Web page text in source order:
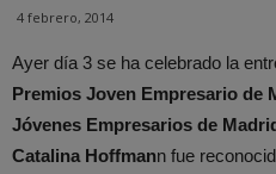
4 febrero, 2014
Ayer día 3 se ha celebrado la
Premios Joven Empresario de
Jóvenes Empresarios de
Catalina Hoffmann fue